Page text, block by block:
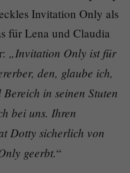
Invitation Only als
für Lena und Claudia
„Invitation Only ist für
den, glaube ich,
in seinen Stuten
bei uns. Ihren
Dotty sicherlich von
geerbt.“